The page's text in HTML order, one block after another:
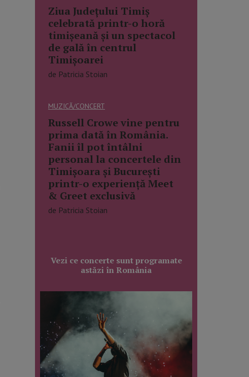
Ziua Județului Timiș
celebrată printr-o horă
timișeană și un spectacol
de gală în centrul
Timișoarei
de Patricia Stoian
MUZICĂ/CONCERT
Russell Crowe vine pentru
prima dată în România.
Fanii îl pot întâlni
personal la concertele din
Timișoara și București
printr-o experiență Meet
& Greet exclusivă
de Patricia Stoian
Vezi ce concerte sunt programate
astăzi în România